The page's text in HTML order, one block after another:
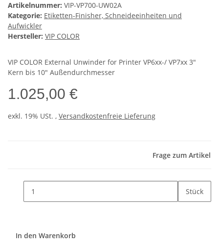
Artikelnummer: VIP-VP700-UW02A
Kategorie: Etiketten-Finisher, Schneideeinheiten und
Aufwickler
Hersteller: VIP COLOR
VIP COLOR External Unwinder for Printer VP6xx-/ VP7xx 3"
Kern bis 10" Außendurchmesser
1.025,00 €
exkl. 19% USt. , Versandkostenfreie Lieferung
Frage zum Artikel
Stück
In den Warenkorb